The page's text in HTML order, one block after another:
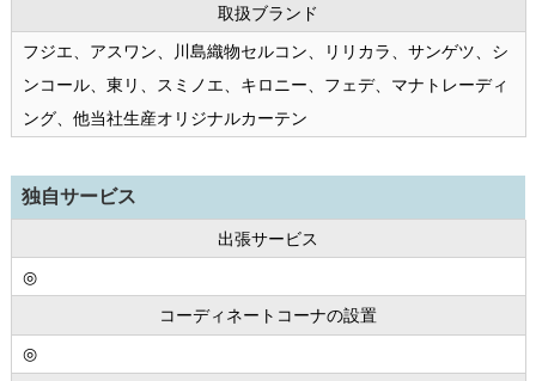
取扱ブランド
フジエ、アスワン、川島織物セルコン、リリカラ、サンゲツ、シ
ンコール、東リ、スミノエ、キロニー、フェデ、マナトレーディ
ング、他当社生産オリジナルカーテン
独自サービス
出張サービス
◎
コーディネートコーナの設置
◎